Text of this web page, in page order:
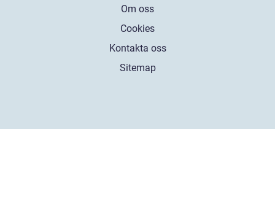
Om oss
Cookies
Kontakta oss
Sitemap